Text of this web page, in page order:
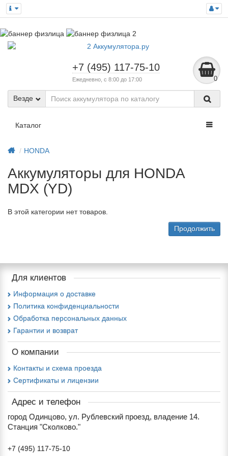
+7 (495) 117-75-10
Ежедневно, с 8:00 до 17:00 0
Везде
Каталог
HONDA
Аккумуляторы для HONDA
MDX (YD)
В этой категории нет товаров.
Продолжить
Для клиентов
Информация о доставке
Политика конфиденциальности
Обработка персональных данных
Гарантии и возврат
О компании
Контакты и схема проезда
Сертификаты и лицензии
Адрес и телефон
город Одинцово, ул. Рублевский проезд, владение 14.
Станция "Сколково."
+7 (495) 117-75-10